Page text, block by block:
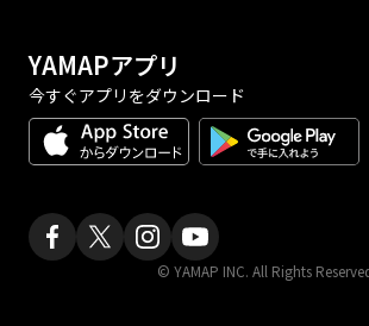
YAMAPアプリ
今すぐアプリをダウンロード
© YAMAP INC. All Rights